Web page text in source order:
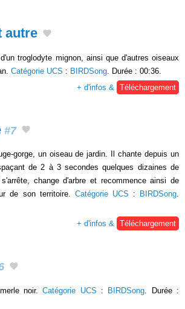
autre
troglodyte mignon, ainsi que d'autres oiseaux
Catégorie UCS : BIRDSong . Durée : 00:36.
+ d'infos &
Téléchargement
#7
gorge, un oiseau de jardin. Il chante depuis un
de 2 à 3 secondes quelques dizaines de
change d'arbre et recommence ainsi de
de son territoire. Catégorie UCS : BIRDSong.
+ d'infos & Téléchargement
noir.Catégorie UCS : BIRDSong . Durée :